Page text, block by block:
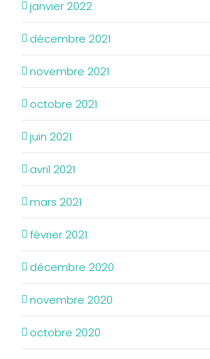
janvier 2022
décembre 2021
novembre 2021
octobre 2021
juin 2021
avril 2021
mars 2021
février 2021
décembre 2020
novembre 2020
octobre 2020